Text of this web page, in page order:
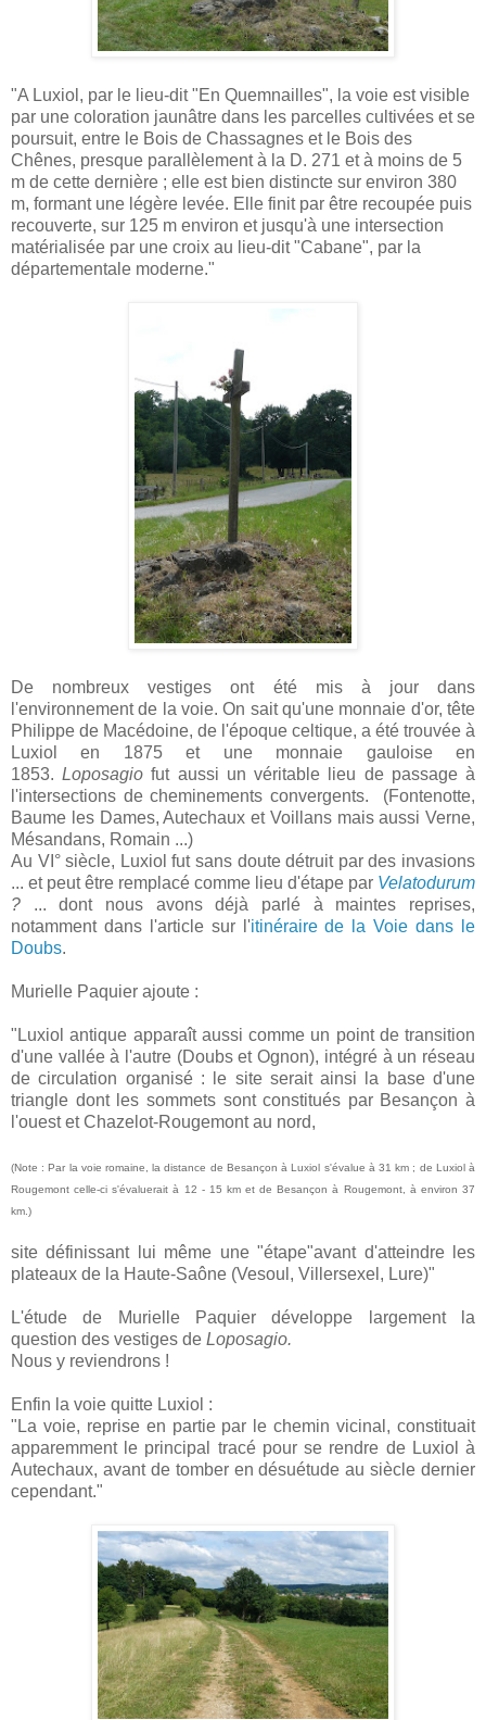
"A Luxiol, par le lieu-dit "En Quemnailles", la voie est visible
par une coloration jaunâtre dans les parcelles cultivées et se
poursuit, entre le Bois de Chassagnes et le Bois des
Chênes, presque parallèlement à la D. 271 et à moins de 5
m de cette dernière ; elle est bien distincte sur environ 380
m, formant une légère levée. Elle finit par être recoupée puis
recouverte, sur 125 m environ et jusqu'à une intersection
matérialisée par une croix au lieu-dit "Cabane", par la
départementale moderne."
De nombreux vestiges ont été mis à jour dans
l'environnement de la voie. On sait qu'une monnaie d'or, tête
Philippe de Macédoine, de l'époque celtique, a été trouvée à
Luxiol en 1875 et une monnaie gauloise en
1853.Loposagiofut aussi un véritable lieu de passage à
l'intersections de cheminements convergents. (Fontenotte,
Baume les Dames, Autechaux et Voillans mais aussi Verne,
Mésandans, Romain ...)
Au VI° siècle, Luxiol fut sans doute détruit par des invasions
... et peut être remplacé comme lieu d'étape par Velatodurum
? ... dont nous avons déjà parlé à maintes reprises,
notamment dans l'article sur l'itinéraire de la Voie dans le
Doubs.
Murielle Paquier ajoute :
"Luxiol antique apparaît aussi comme un point de transition
d'une vallée à l'autre (Doubs et Ognon), intégré à un réseau
de circulation organisé : le site serait ainsi la base d'une
triangle dont les sommets sont constitués par Besançon à
l'ouest et Chazelot-Rougemont au nord,
(Note : Par la voie romaine, la distance de Besançon à Luxiol s'évalue à 31 km ; de Luxiol à
Rougemont celle-ci s'évaluerait à 12 - 15 km et de Besançon à Rougemont, à environ 37
km.)
site définissant lui même une "étape"avant d'atteindre les
plateaux de la Haute-Saône (Vesoul, Villersexel, Lure)"
L'étude de Murielle Paquier développe largement la
question des vestiges de Loposagio.
Nous y reviendrons !
Enfin la voie quitte Luxiol :
"La voie, reprise en partie par le chemin vicinal, constituait
apparemment le principal tracé pour se rendre de Luxiol à
Autechaux, avant de tomber en désuétude au siècle dernier
cependant."